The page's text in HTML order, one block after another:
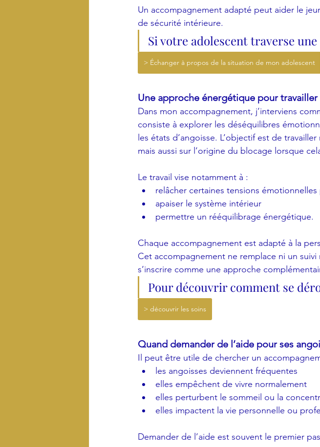
Un accompagnement adapté peut aider le
de sécurité intérieure.
Si votre adolescent traverse
> Échanger à propos de la situation de mon adolescent
Une approche énergétique pour travailler
Dans mon accompagnement, j’interviens
consiste à explorer les déséquilibres
les états d’angoisse. L’objectif est de
mais aussi sur l’origine du blocage lorsque
Le travail vise notamment à :
relâcher certaines tensions
apaiser le système intérieur
permettre un rééquilibrage énergétique.
Chaque accompagnement est adapté à la
Cet accompagnement ne remplace ni un
s’inscrire comme une approche
Pour découvrir comment se
> découvrir les soins
Quand demander de l’aide pour ses
Il peut être utile de chercher un
les angoisses deviennent fréquentes
elles empêchent de vivre normalement
elles perturbent le sommeil ou la
elles impactent la vie personnelle ou
Demander de l’aide est souvent le premier